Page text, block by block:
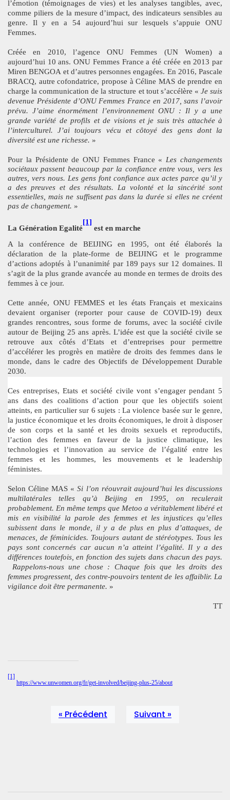
l’émotion (témoignages de vies) et les analyses tangibles, avec,
comme piliers de la mesure d’impact, des indicateurs sensibles au
genre. Il y en a 54 aujourd’hui sur lesquels s’appuie ONU
Femmes.
Créée en 2010, l’agence ONU Femmes (UN Women) a
aujourd’hui 10 ans. ONU Femmes France a été créée en 2013 par
Miren BENGOA et d’autres personnes engagées. En 2016, Pascale
BRACQ, autre cofondatrice, propose à Céline MAS de prendre en
charge la communication de la structure et tout s’accélère « Je suis
devenue Présidente d’ONU Femmes France en 2017, sans l’avoir
prévu. J’aime énormément l’environnement ONU : Il y a une
grande variété de profils et de visions et je suis très attachée à
l’interculturel. J’ai toujours vécu et côtoyé des gens dont la
diversité est une richesse. »
Pour la Présidente de ONU Femmes France « Les changements
sociétaux passent beaucoup par la confiance entre vous, vers les
autres, vers nous. Les gens font confiance aux actes parce qu’il y
a des preuves et des résultats. La volonté et la sincérité sont
essentielles, mais ne suffisent pas dans la durée si elles ne créent
pas de changement. »
La Génération Egalité
[1]
est en marche
A la conférence de BEIJING en 1995, ont été élaborés la
déclaration de la plate-forme de BEIJING et le programme
d’actions adoptés à l’unanimité par 189 pays sur 12 domaines. Il
s’agit de la plus grande avancée au monde en termes de droits des
femmes à ce jour.
Cette année, ONU FEMMES et les états Français et mexicains
devaient organiser (reporter pour cause de COVID-19) deux
grandes rencontres, sous forme de forums, avec la société civile
autour de Beijing 25 ans après. L’idée est que la société civile se
retrouve aux côtés d’Etats et d’entreprises pour permettre
d’accélérer les progrès en matière de droits des femmes dans le
monde, dans le cadre des Objectifs de Développement Durable
2030.
Ces entreprises, Etats et société civile vont s’engager pendant 5
ans dans des coalitions d’action pour que les objectifs soient
atteints, en particulier sur 6 sujets : La violence basée sur le genre,
la justice économique et les droits économiques, le droit à disposer
de son corps et la santé et les droits sexuels et reproductifs,
l’action des femmes en faveur de la justice climatique, les
technologies et l’innovation au service de l’égalité entre les
femmes et les hommes, les mouvements et le leadership
féministes.
Selon Céline MAS «Si l’on réouvrait aujourd’hui les discussions
multilatérales telles qu’à Beijing en 1995, on reculerait
probablement. En même temps que Metoo a véritablement libéré et
mis en visibilité la parole des femmes et les injustices qu’elles
subissent dans le monde, il y a de plus en plus d’attaques, de
menaces, de féminicides. Toujours autant de stéréotypes. Tous les
pays sont concernés car aucun n’a atteint l’égalité. Il y a des
différences toutefois, en fonction des sujets dans chacun des pays.
Rappelons-nous une chose : Chaque fois que les droits des
femmes progressent, des contre-pouvoirs tentent de les affaiblir. La
vigilance doit être permanente. »
TT
[1]
https://www.unwomen.org/fr/get-involved/beijing-plus-25/about
« Précédent Suivant »